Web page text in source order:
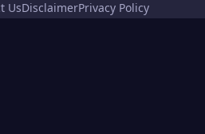
UsDisclaimerPrivacy Policy